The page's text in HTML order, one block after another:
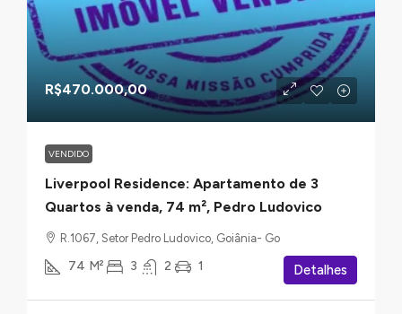
R$470.000,00
VENDIDO
Liverpool Residence: Apartamento de 3
Quartos à venda, 74 m², Pedro Ludovico
R.1067, Setor Pedro Ludovico, Goiânia- Go
74 M² 3 2 1 Detalhes